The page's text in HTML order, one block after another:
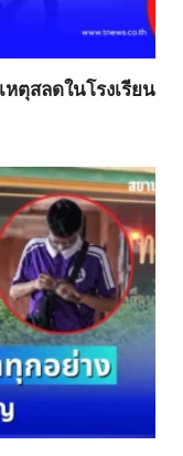
ตุสลดในโรงเรียน